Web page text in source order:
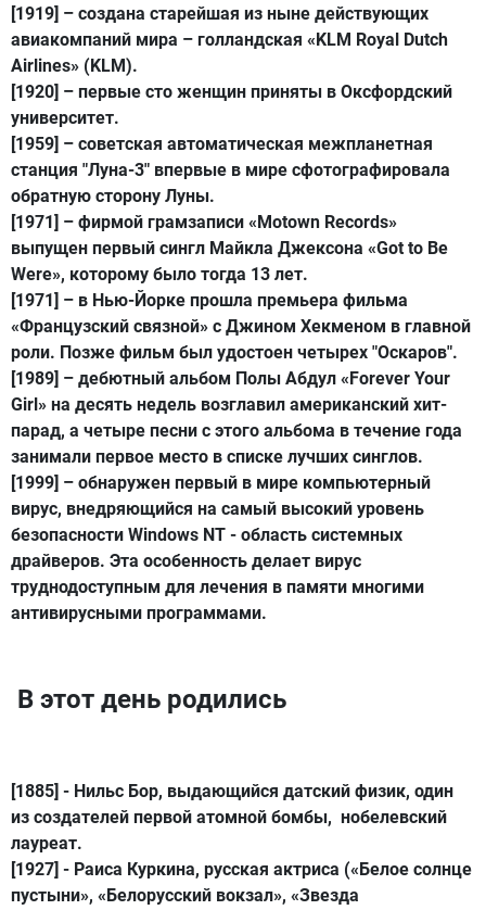
[1919] – создана старейшая из ныне действующих
авиакомпаний мира – голландская «KLM Royal Dutch
Airlines» (KLM).
[1920] – первые сто женщин приняты в Оксфордский
университет.
[1959] – советская автоматическая межпланетная
станция "Луна-3" впервые в мире сфотографировала
обратную сторону Луны.
[1971] – фирмой грамзаписи «Motown Records»
выпущен первый сингл Майкла Джексона «Got to Be
Were», которому было тогда 13 лет.
[1971] – в Нью-Йорке прошла премьера фильма
«Французский связной» с Джином Хекменом в главной
роли. Позже фильм был удостоен четырех "Оскаров".
[1989] – дебютный альбом Полы Абдул «Forever Your
Girl» на десять недель возглавил американский хит-
парад, а четыре песни с этого альбома в течение года
занимали первое место в списке лучших синглов.
[1999] – обнаружен первый в мире компьютерный
вирус, внедряющийся на самый высокий уровень
безопасности Windows NT - область системных
драйверов. Эта особенность делает вирус
труднодоступным для лечения в памяти многими
антивирусными программами.
В этот день родились
[1885] - Нильс Бор, выдающийся датский физик, один
из создателей первой атомной бомбы, нобелевский
лауреат.
[1927] - Раиса Куркина, русская актриса («Белое солнце
пустыни», «Белорусский вокзал», «Звезда